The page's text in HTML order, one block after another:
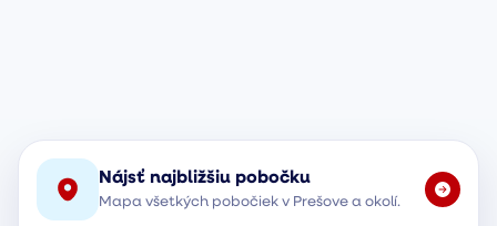
Nájsť najbližšiu pobočku
Mapa všetkých pobočiek v Prešove a okolí.